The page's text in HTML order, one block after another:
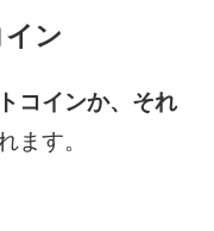
ン
コインか、それ
ます。